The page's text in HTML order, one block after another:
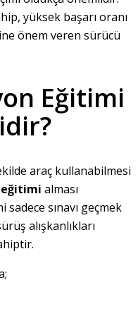
yüksek başarı oranı
önem veren sürücü
Eğitimi
araç kullanabilmesi
eğitimi alması
sınavı geçmek
alışkanlıkları